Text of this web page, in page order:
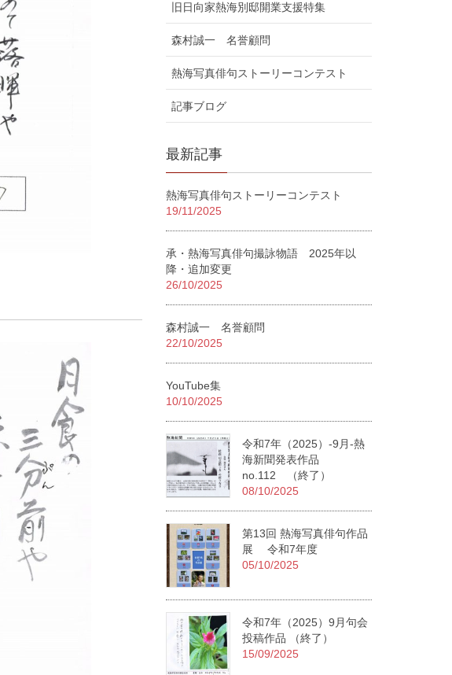
旧日向家熱海別邸開業支援特集
森村誠一 名誉顧問
熱海写真俳句ストーリーコンテスト
記事ブログ
最新記事
熱海写真俳句ストーリーコンテスト
19/11/2025
承・熱海写真俳句撮詠物語 2025年以
降・追加変更
26/10/2025
森村誠一 名誉顧問
22/10/2025
YouTube集
10/10/2025
令和7年（2025）-9月-熱
海新聞発表作品
no.112 （終了）
08/10/2025
第13回 熱海写真俳句作品
展 令和7年度
05/10/2025
令和7年（2025）9月句会
投稿作品 （終了）
15/09/2025